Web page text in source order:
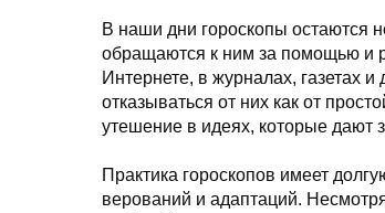
В наши дни гороскопы остаются
обращаются к ним за помощью и
Интернете, в журналах, газетах
отказываться от них как от
утешение в идеях, которые дают
Практика гороскопов имеет
верований и адаптаций.